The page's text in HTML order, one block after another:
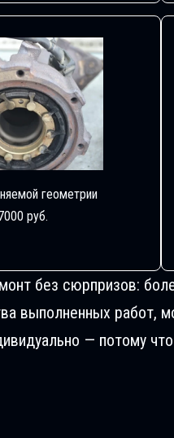
геометрии
руб.
без сюрпризов:
выполненных работ,
— потому